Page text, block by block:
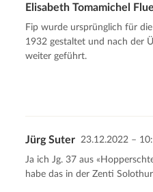
Elisabeth Tomamichel
Fip wurde ursprünglich für
1932 gestaltet und nach der
weiter geführt.
Jürg Suter 23.12.2022 –
Ja ich Jg. 37 aus
habe das in der Zenti